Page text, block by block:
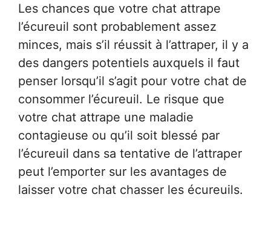
Les chances que votre chat attrape
l’écureuil sont probablement assez
minces, mais s’il réussit à l’attraper, il y a
des dangers potentiels auxquels il faut
penser lorsqu’il s’agit pour votre chat de
consommer l’écureuil. Le risque que
votre chat attrape une maladie
contagieuse ou qu’il soit blessé par
l’écureuil dans sa tentative de l’attraper
peut l’emporter sur les avantages de
laisser votre chat chasser les écureuils.